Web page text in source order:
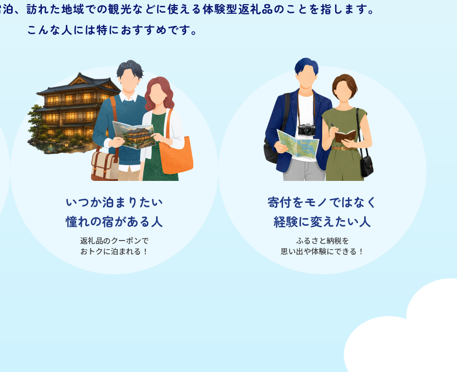
、訪れた地域での観光などに使える体験型返礼品のことを指します。
こんな人には特におすすめです。
いつか泊まりたい
憧れの宿がある人
返礼品のクーポンで
おトクに泊まれる！
寄付をモノではなく
経験に変えたい人
ふるさと納税を
思い出や体験にできる！